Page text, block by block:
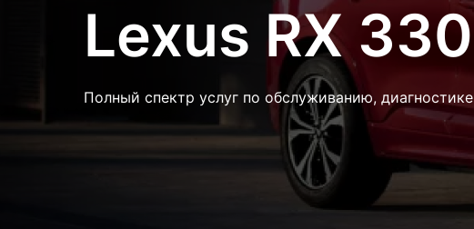
Lexus RX 330
Полный спектр услуг по обслуживанию,